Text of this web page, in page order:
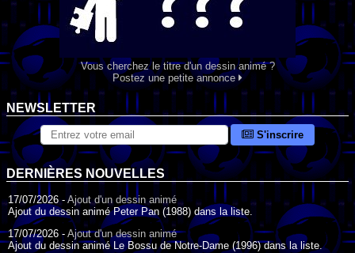
Vous cherchez le titre d'un dessin animé ?
Postez une petite annonce
NEWSLETTER
S'inscrire
DERNIÈRES NOUVELLES
17/07/2026 -Ajout d'un dessin animé
Ajout du dessin animé Peter Pan (1988) dans la liste.
17/07/2026 - Ajout d'un dessin animé
Ajout du dessin animé Le Bossu de Notre-Dame (1996) dans la liste.